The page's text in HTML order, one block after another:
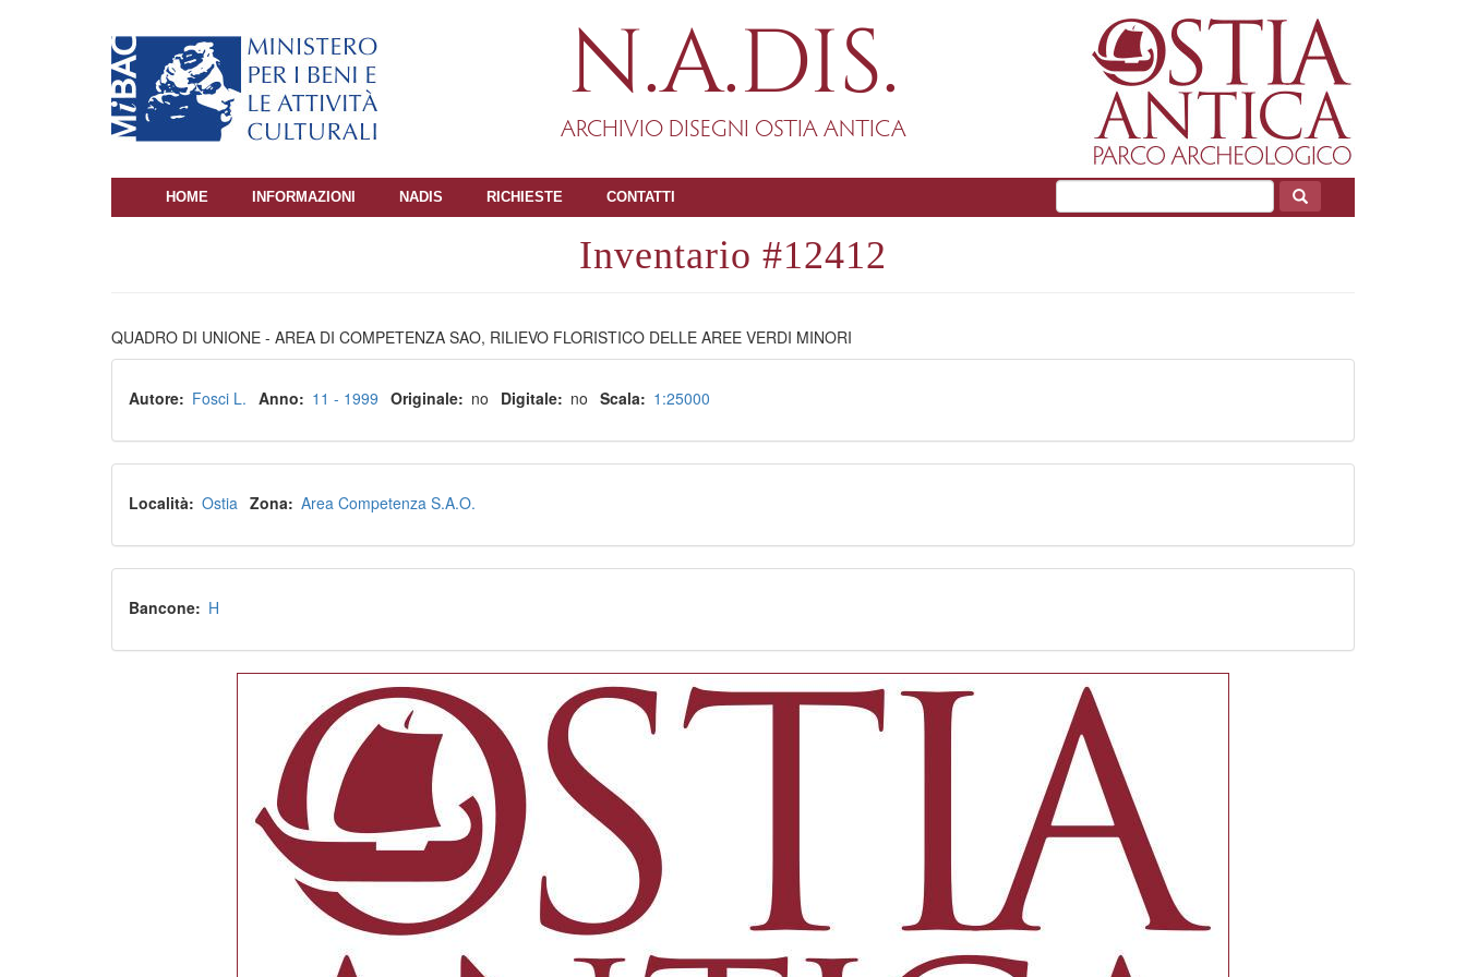
N.A.DIS.
ARCHIVIO DISEGNI OSTIA ANTICA
NAVIGAZIONE
HOME INFORMAZIONI NADIS RICHIESTE CONTATTI
12412
QUADRO DI UNIONE - AREA DI COMPETENZA SAO, RILIEVO FLORISTICO DELLE AREE VERDI MINORI
Autore Fosci L. Anno 11 - 1999 Originale no Digitale no Scala 1:25000
Località Ostia Zona Area Competenza S.A.O.
Bancone H